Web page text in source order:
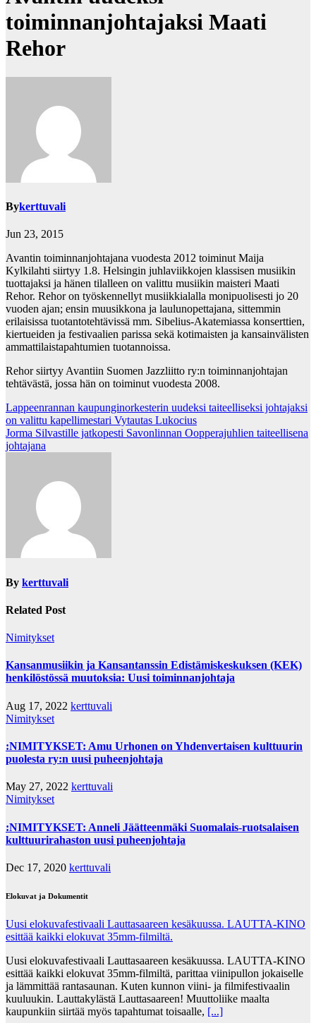
toiminnanjohtajaksi Maati
Rehor
Bykerttuvali
Jun 23, 2015
Avantin toiminnanjohtajana vuodesta 2012 toiminut Maija
Kylkilahti siirtyy 1.8. Helsingin juhlaviikkojen klassisen musiikin
tuottajaksi ja hänen tilalleen on valittu musiikin maisteri Maati
Rehor. Rehor on työskennellyt musiikkialalla monipuolisesti jo 20
vuoden ajan; ensin muusikkona ja laulunopettajana, sittemmin
erilaisissa tuotantotehtävissä mm. Sibelius-Akatemiassa konserttien,
kiertueiden ja festivaalien parissa sekä kotimaisten ja kansainvälisten
ammattilaistapahtumien tuotannoissa.
Rehor siirtyy Avantiin Suomen Jazzliitto ry:n toiminnanjohtajan
tehtävästä, jossa hän on toiminut vuodesta 2008.
Post
navigation
Lappeenrannan kaupunginorkesterin uudeksi taiteelliseksi johtajaksi
on valittu kapellimestari Vytautas Lukocius
Jorma Silvastille jatkopesti Savonlinnan Oopperajuhlien taiteellisena
johtajana
By kerttuvali
Related Post
Nimitykset
Kansanmusiikin ja Kansantanssin Edistämiskeskuksen (KEK)
henkilöstössä muutoksia: Uusi toiminnanjohtaja
Aug 17, 2022 kerttuvali
Nimitykset
:NIMITYKSET: Amu Urhonen on Yhdenvertaisen kulttuurin
puolesta ry:n uusi puheenjohtaja
May 27, 2022 kerttuvali
Nimitykset
:NIMITYKSET: Anneli Jäätteenmäki Suomalais-ruotsalaisen
kulttuurirahaston uusi puheenjohtaja
Dec 17, 2020 kerttuvali
Elokuvat ja Dokumentit
Uusi elokuvafestivaali Lauttasaareen kesäkuussa. LAUTTA-KINO
esittää kaikki elokuvat 35mm-filmiltä.
Uusi elokuvafestivaali Lauttasaareen kesäkuussa. LAUTTA-KINO
esittää kaikki elokuvat 35mm-filmiltä, parittaa viinipullon jokaiselle
ja lämmittää rantasaunan. Kuten kunnon viini- ja filmifestivaalin
kuuluukin. Lauttakylästä Lauttasaareen! Muuttoliike maalta
kaupunkiin siirtää myös tapahtumat toisaalle, [...]